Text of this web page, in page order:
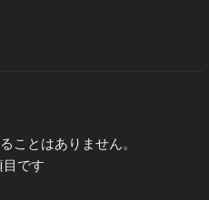
ことはありません。
目です